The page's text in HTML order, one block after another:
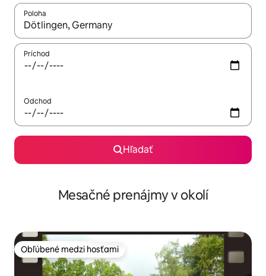
Poloha
Keď budú výsledky k dispozícii, môžete si ich prechádzať
Príchod
Odchod
Hľadať
Mesačné prenájmy v okolí
Obľúbené medzi hosťami
Obľúbené medzi hosťami